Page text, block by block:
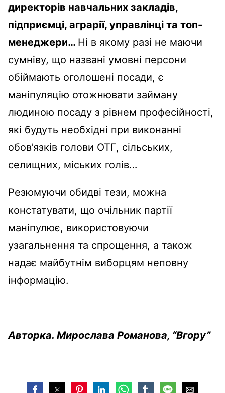
директорів навчальних закладів,
підприємці, аграрії, управлінці та топ-
менеджери… Ні в якому разі не маючи
сумніву, що названі умовні персони
обіймають оголошені посади, є
маніпуляцію отожнювати займану
людиною посаду з рівнем професійності,
які будуть необхідні при виконанні
обов’язків голови ОТГ, сільських,
селищних, міських голів…
Резюмуючи обидві тези, можна
констатувати, що очільник партії
маніпулює, використовуючи
узагальнення та спрощення, а також
надає майбутнім виборцям неповну
інформацію.
Авторка. Мирослава Романова, “Вгору”